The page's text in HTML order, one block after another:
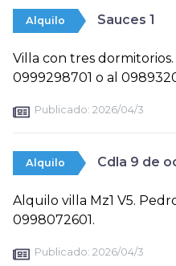
Alquilo Sauces 1
Villa con tres
0999298701 o al
Publicado: 2026/04/3
Alquilo Cdla 9 de
Alquilo villa Mz1 V5.
0998072601.
Publicado: 2026/04/3